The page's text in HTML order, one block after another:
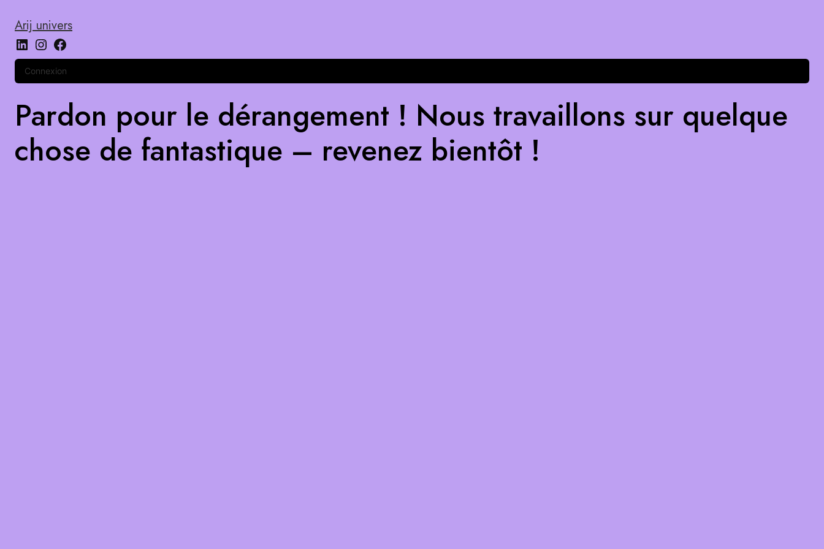
Arij univers
Connexion
Pardon pour le dérangement ! Nous travaillons sur quelque
chose de fantastique – revenez bientôt !